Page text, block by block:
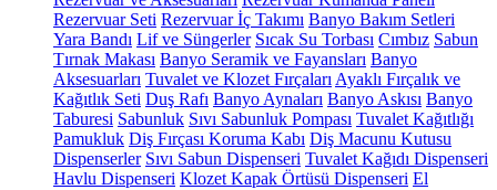
Rezervuar Seti Rezervuar İç Takımı Banyo Bakım Setleri
Yara Bandı Lif ve Süngerler Sıcak Su Torbası Cımbız Sabun
Tırnak Makası Banyo Seramik ve Fayansları Banyo
Aksesuarları Tuvalet ve Klozet Fırçaları Ayaklı Fırçalık ve
Kağıtlık Seti Duş Rafı Banyo Aynaları Banyo Askısı Banyo
Taburesi Sabunluk Sıvı Sabunluk Pompası Tuvalet Kağıtlığı
Pamukluk Diş Fırçası Koruma Kabı Diş Macunu Kutusu
Dispenserler Sıvı Sabun Dispenseri Tuvalet Kağıdı Dispenseri
Havlu Dispenseri Klozet Kapak Örtüsü Dispenseri El